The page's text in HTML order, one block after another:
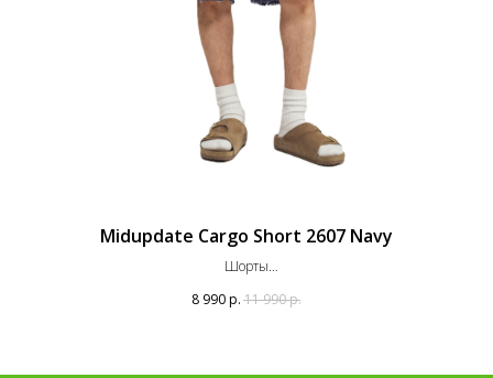
Midupdate Cargo Short 2607 Navy
Шорты
8 990р. 11 990р.